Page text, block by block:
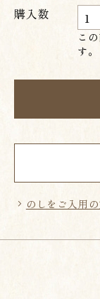
購入数
こ
す。
のしをご入用